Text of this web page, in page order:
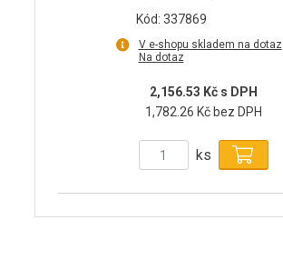
Kód: 337869
V e-shopu skladem na dotaz
Na dotaz
2,156.53 Kč s DPH
1,782.26 Kč bez DPH
ks